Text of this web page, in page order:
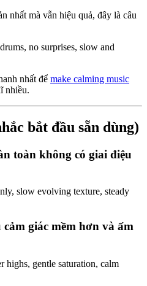
nhất mà vẫn hiệu quả, đây là câu
no surprises, slow and
nhất để make calming music
nhiều.
bắt đầu sẵn dùng)
toàn không có giai điệu
slow evolving texture, steady
giác mềm hơn và ấm
highs, gentle saturation, calm